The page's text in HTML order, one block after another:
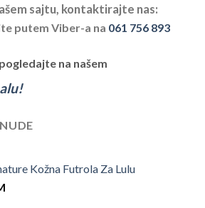
sajtu, kontaktirajte nas:
putem Viber-a na 061 756 893
na našem
Kožna Futrola Za Lulu